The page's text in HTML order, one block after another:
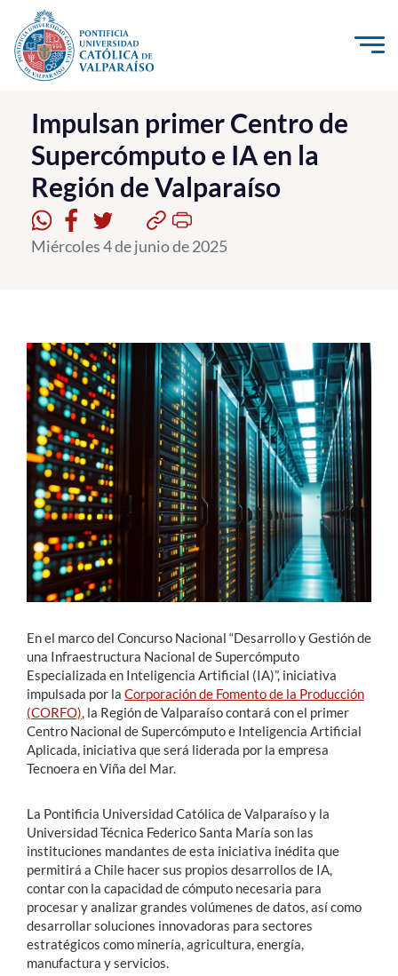
Click acá para ir directamente al contenido
La Universidad
Investigación, Creación e Innovación
PUCV Internacional
Vinculación con el Medio
Postgrado
Formación Continua
Estudiantes
Académicos
Funcionarios
Alumni
Impulsan primer Centro de
Supercómputo e IA en la
Región de Valparaíso
Miércoles 4 de junio de 2025
En el marco del Concurso Nacional “Desarrollo y Gestión de
una Infraestructura Nacional de Supercómputo
Especializada en Inteligencia Artificial (IA)”, iniciativa
impulsada por la Corporación de Fomento de la Producción
(CORFO) , la Región de Valparaíso contará con el primer
Centro Nacional de Supercómputo e Inteligencia Artificial
Aplicada, iniciativa que será liderada por la empresa
Tecnoera en Viña del Mar.
La Pontificia Universidad Católica de Valparaíso y la
Universidad Técnica Federico Santa María son las
instituciones mandantes de esta iniciativa inédita que
permitirá a Chile hacer sus propios desarrollos de IA,
contar con la capacidad de cómputo necesaria para
procesar y analizar grandes volúmenes de datos, así como
desarrollar soluciones innovadoras para sectores
estratégicos como minería, agricultura, energía,
manufactura y servicios.